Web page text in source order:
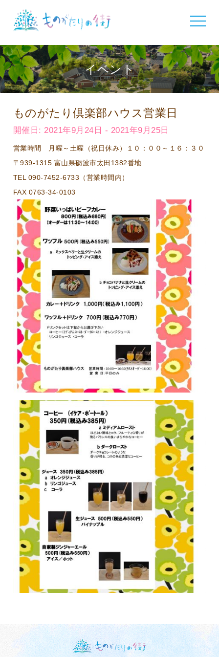
toggle
イベント
ものがたり倶楽部ハウス営業日
開催日: 2021年9月24日 - 2021年9月25日
営業時間 月曜～土曜（祝日休み）１０：００～１６：３０
〒939-1315 富山県砺波市太田1382番地
TEL 090-7452-6733（営業時間内）
FAX 0763-34-0103